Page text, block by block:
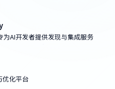
为AI开发者提供发现与集成服务
优化平台